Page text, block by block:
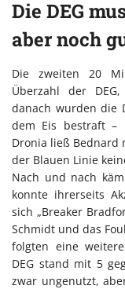
Die DEG
aber noch
Die zweiten 20
Überzahl der
danach wurden die
dem Eis bestraft –
Dronia ließ Bednard
der Blauen Linie
Nach und nach
konnte ihrerseits
sich „Breaker
Schmidt und das
folgten eine
DEG stand mit 5
zwar ungenutzt,